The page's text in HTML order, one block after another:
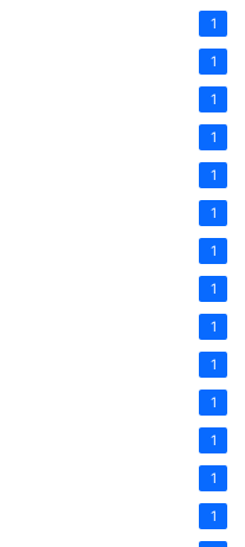
1
1
1
1
1
1
1
1
1
1
1
1
1
1